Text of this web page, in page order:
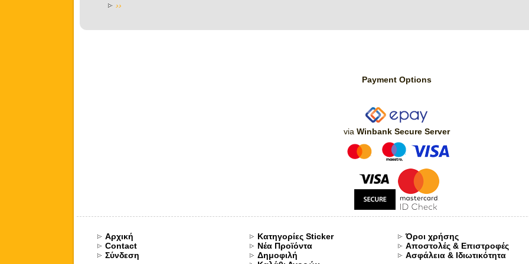
››
Payment Options
via Winbank Secure Server
Αρχική
Contact
Σύνδεση
Κατηγορίες Sticker
Νέα Προϊόντα
Δημοφιλή
Όροι χρήσης
Αποστολές & Επιστροφές
Ασφάλεια & Ιδιωτικότητα